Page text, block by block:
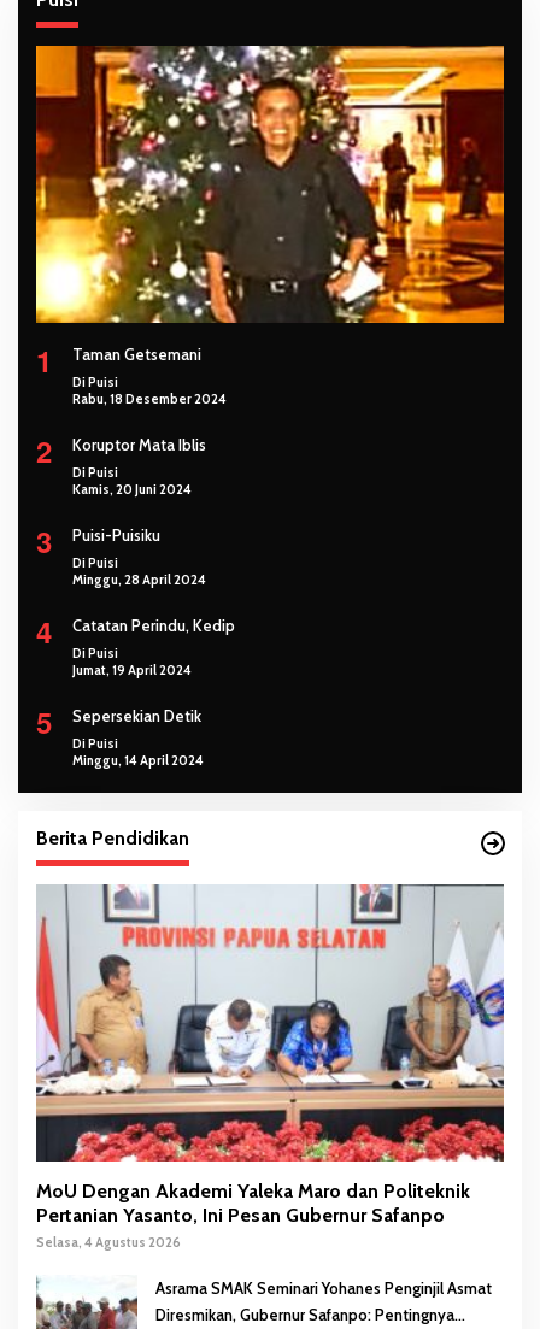
1 Taman Getsemani
Di Puisi
Rabu, 18 Desember 2024
2 Koruptor Mata Iblis
Di Puisi
Kamis, 20 Juni 2024
3 Puisi-Puisiku
Di Puisi
Minggu, 28 April 2024
4 Catatan Perindu, Kedip
Di Puisi
Jumat, 19 April 2024
5 Sepersekian Detik
Di Puisi
Minggu, 14 April 2024
Berita Pendidikan
MoU Dengan Akademi Yaleka Maro dan Politeknik
Pertanian Yasanto, Ini Pesan Gubernur Safanpo
Selasa, 4 Agustus 2026
Asrama SMAK Seminari Yohanes Penginjil Asmat
Diresmikan, Gubernur Safanpo: Pentingnya